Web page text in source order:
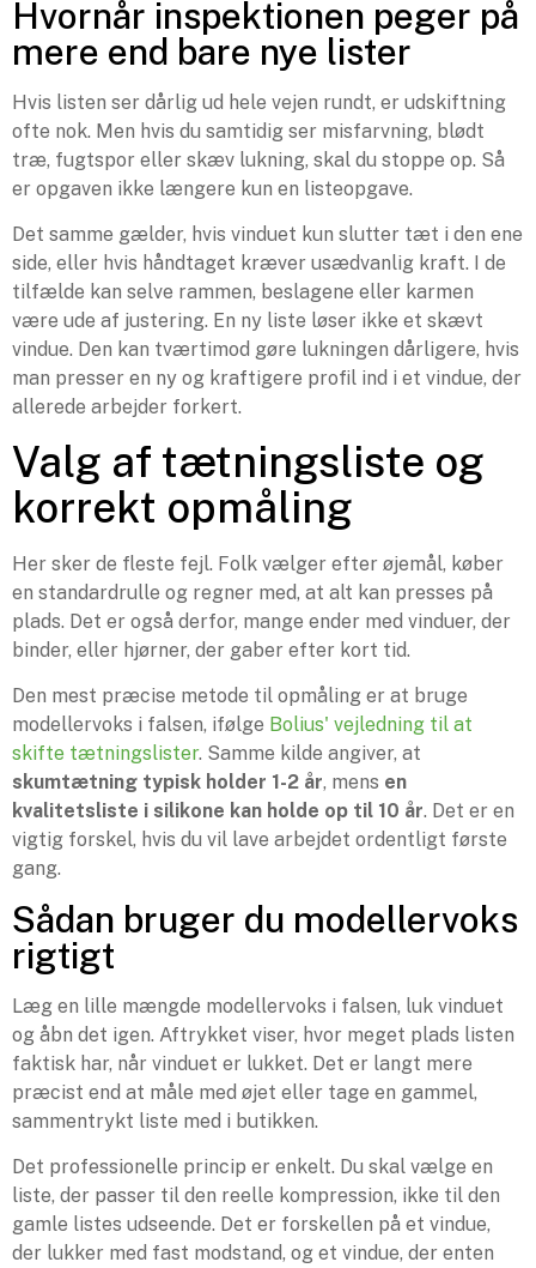
Hvornår inspektionen peger på
mere end bare nye lister
Hvis listen ser dårlig ud hele vejen rundt, er udskiftning
ofte nok. Men hvis du samtidig ser misfarvning, blødt
træ, fugtspor eller skæv lukning, skal du stoppe op. Så
er opgaven ikke længere kun en listeopgave.
Det samme gælder, hvis vinduet kun slutter tæt i den ene
side, eller hvis håndtaget kræver usædvanlig kraft. I de
tilfælde kan selve rammen, beslagene eller karmen
være ude af justering. En ny liste løser ikke et skævt
vindue. Den kan tværtimod gøre lukningen dårligere, hvis
man presser en ny og kraftigere profil ind i et vindue, der
allerede arbejder forkert.
Valg af tætningsliste og
korrekt opmåling
Her sker de fleste fejl. Folk vælger efter øjemål, køber
en standardrulle og regner med, at alt kan presses på
plads. Det er også derfor, mange ender med vinduer, der
binder, eller hjørner, der gaber efter kort tid.
Den mest præcise metode til opmåling er at bruge
modellervoks i falsen, ifølge Bolius' vejledning til at
skifte tætningslister. Samme kilde angiver, at
skumtætning typisk holder 1-2 år, mens en
kvalitetsliste i silikone kan holde op til 10 år. Det er en
vigtig forskel, hvis du vil lave arbejdet ordentligt første
gang.
Sådan bruger du modellervoks
rigtigt
Læg en lille mængde modellervoks i falsen, luk vinduet
og åbn det igen. Aftrykket viser, hvor meget plads listen
faktisk har, når vinduet er lukket. Det er langt mere
præcist end at måle med øjet eller tage en gammel,
sammentrykt liste med i butikken.
Det professionelle princip er enkelt. Du skal vælge en
liste, der passer til den reelle kompression, ikke til den
gamle listes udseende. Det er forskellen på et vindue,
der lukker med fast modstand, og et vindue, der enten